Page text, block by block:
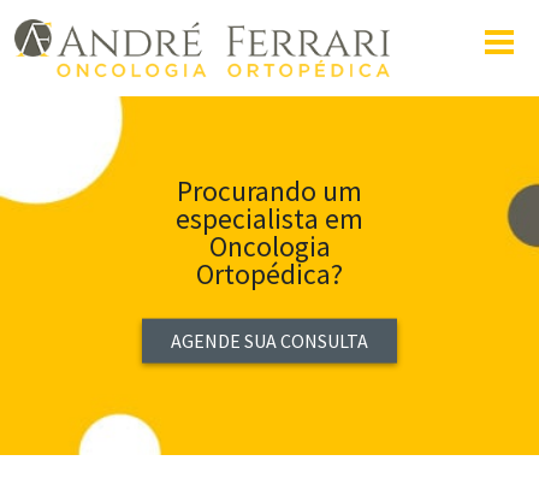
Procurando um
especialista em
Oncologia
Ortopédica?
AGENDE SUA CONSULTA